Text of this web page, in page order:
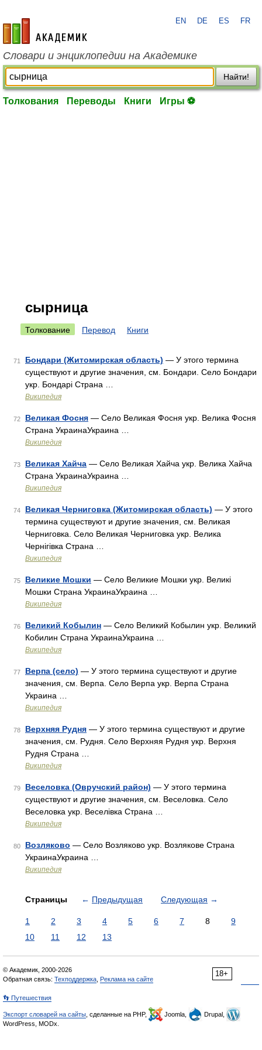
academic.ru
EN DE ES FR
Словари и энциклопедии на Академике
Найти!
Толкования Переводы Книги Игры ⚽
сырница
Толкование Перевод Книги
71 Бондари (Житомирская область) — У этого термина
существуют и другие значения, см. Бондари. Село Бондари
укр. Бондарі Страна …
Википедия
72 Великая Фосня — Село Великая Фосня укр. Велика Фосня
Страна УкраинаУкраина …
Википедия
73 Великая Хайча — Село Великая Хайча укр. Велика Хайча
Страна УкраинаУкраина …
Википедия
74 Великая Черниговка (Житомирская область) — У этого
термина существуют и другие значения, см. Великая
Черниговка. Село Великая Черниговка укр. Велика
Чернігівка Страна …
Википедия
75 Великие Мошки — Село Великие Мошки укр. Великі
Мошки Страна УкраинаУкраина …
Википедия
76 Великий Кобылин — Село Великий Кобылин укр. Великий
Кобилин Страна УкраинаУкраина …
Википедия
77 Верпа (село) — У этого термина существуют и другие
значения, см. Верпа. Село Верпа укр. Верпа Страна
Украина …
Википедия
78 Верхняя Рудня — У этого термина существуют и другие
значения, см. Рудня. Село Верхняя Рудня укр. Верхня
Рудня Страна …
Википедия
79 Веселовка (Овручский район) — У этого термина
существуют и другие значения, см. Веселовка. Село
Веселовка укр. Веселівка Страна …
Википедия
80 Возляково — Село Возляково укр. Возлякове Страна
УкраинаУкраина …
Википедия
Страницы ← Предыдущая Следующая →
1 2 3 4 5 6 7 8
9
10
11 12 13
18+
© Академик, 2000-2026
Обратная связь: Техподдержка Реклама на сайте
👣 Путешествия
Экспорт словарей на сайты , сделанные на PHP, Joomla,
Drupal,
WordPress, MODx.